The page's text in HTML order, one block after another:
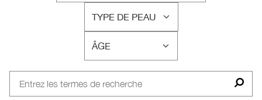
TYPE DE PEAU
FRANÇAIS
ÂGE
FRANÇAIS